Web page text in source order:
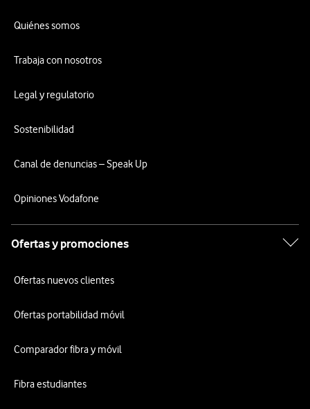
Quiénes somos
Trabaja con nosotros
Legal y regulatorio
Sostenibilidad
Canal de denuncias – Speak Up
Opiniones Vodafone
Ofertas y promociones
Ofertas nuevos clientes
Ofertas portabilidad móvil
Comparador fibra y móvil
Fibra estudiantes